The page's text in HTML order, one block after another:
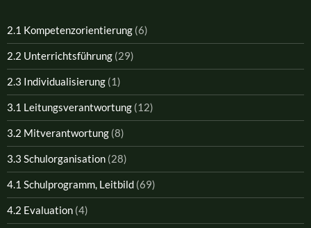
2.1 Kompetenzorientierung (6)
2.2 Unterrichtsführung (29)
2.3 Individualisierung (1)
3.1 Leitungsverantwortung (12)
3.2 Mitverantwortung (8)
3.3 Schulorganisation (28)
4.1 Schulprogramm, Leitbild (69)
4.2 Evaluation (4)